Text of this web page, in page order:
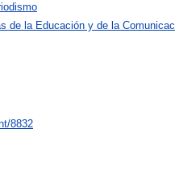
de la Educación y de la
8832